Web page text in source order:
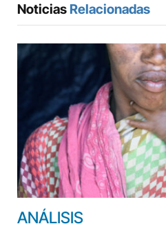
Noticias Relacionadas
ANÁLISIS